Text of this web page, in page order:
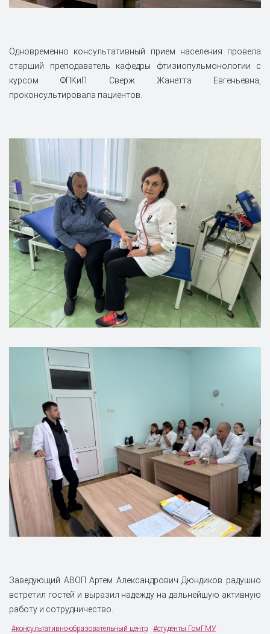
Одновременно консультативный прием населения провела
старший преподаватель кафедры фтизиопульмонологии с
курсом ФПКиП Сверж Жанетта Евгеньевна,
проконсультировала пациентов.
Заведующий АВОП Артем Александрович Дюндиков радушно
встретил гостей и выразил надежду на дальнейшую активную
работу и сотрудничество.
#консультативно-образовательный центр #студенты ГомГМУ